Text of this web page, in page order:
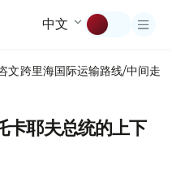
中文
文跨里海国际运输路线/中间走廊
卡耶夫总统的上下